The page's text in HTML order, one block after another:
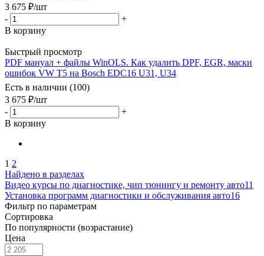
3 675 ₽/шт
-
+
В корзину
Быстрый просмотр
PDF мануал + файлы WinOLS. Как удалить DPF, EGR, маски
ошибок VW T5 на Bosch EDC16 U31, U34
Есть в наличии (100)
3 675 ₽/шт
-
+
В корзину
1 2
Найдено в разделах
Видео курсы по диагностике, чип тюнингу и ремонту авто11
Установка программ диагностики и обслуживания авто16
Фильтр по параметрам
Сортировка
По популярности (возрастание)
Цена